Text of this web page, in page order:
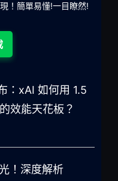
：xAI 如何用 1.5
效能天花板？
！深度解析